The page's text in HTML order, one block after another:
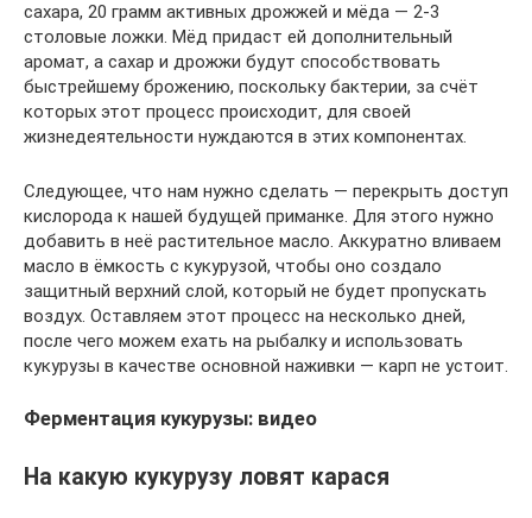
сахара, 20 грамм активных дрожжей и мёда — 2-3
столовые ложки. Мёд придаст ей дополнительный
аромат, а сахар и дрожжи будут способствовать
быстрейшему брожению, поскольку бактерии, за счёт
которых этот процесс происходит, для своей
жизнедеятельности нуждаются в этих компонентах.
Следующее, что нам нужно сделать — перекрыть доступ
кислорода к нашей будущей приманке. Для этого нужно
добавить в неё растительное масло. Аккуратно вливаем
масло в ёмкость с кукурузой, чтобы оно создало
защитный верхний слой, который не будет пропускать
воздух. Оставляем этот процесс на несколько дней,
после чего можем ехать на рыбалку и использовать
кукурузы в качестве основной наживки — карп не устоит.
Ферментация кукурузы: видео
На какую кукурузу ловят карася